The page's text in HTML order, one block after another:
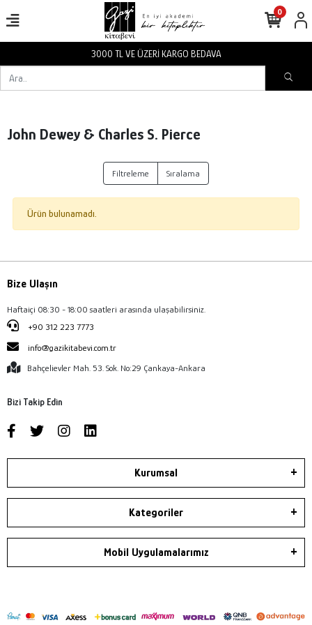
3000 TL VE ÜZERİ KARGO BEDAVA
0
John Dewey & Charles S. Pierce
Filtreleme Sıralama
Ürün bulunamadı.
Bize Ulaşın
Haftaiçi 08:30 - 18:00 saatleri arasında ulaşabilirsiniz.
+90 312 223 7773
info@gazikitabevi.com.tr
Bahçelievler Mah. 53. Sok. No:29 Çankaya-Ankara
Bizi Takip Edin
Kurumsal
Kategoriler
Mobil Uygulamalarımız